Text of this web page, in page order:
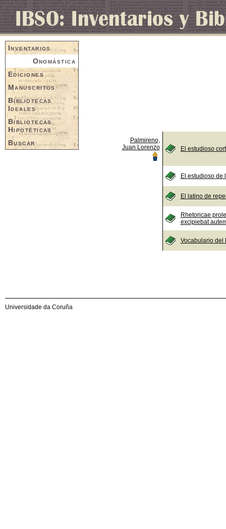
Inventarios
Onomástica
Ediciones
Manuscritos
Bibliotecas
Ideales
Bibliotecas
Hipotéticas
Buscar
Palmireno,
Juan Lorenzo
El estudioso
El estudioso de
El latino de
Rhetoricae
excipiebat
Vocabulario del
Universidade da Coruña